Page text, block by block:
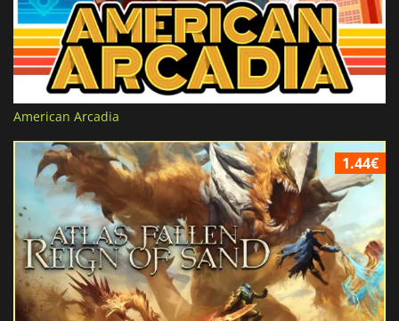
American Arcadia
1.44€